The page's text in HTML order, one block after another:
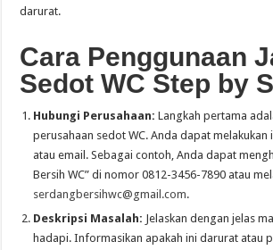
darurat.
Cara Penggunaan
Sedot WC Step by
Hubungi Perusahaan: Langkah pertama
perusahaan sedot WC. Anda dapat melakukan
atau email. Sebagai contoh, Anda dapat
Bersih WC” di nomor 0812-3456-7890 atau
serdangbersihwc@gmail.com.
Deskripsi Masalah: Jelaskan dengan jelas
hadapi. Informasikan apakah ini darurat atau